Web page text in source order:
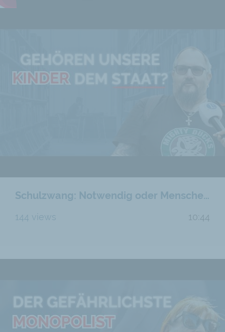
Schulzwang: Notwendig oder Menschenrechtsverletzung?
144 views 10:44